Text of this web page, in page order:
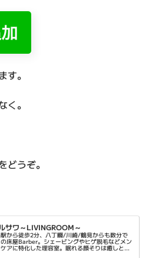
す。
く。
どうぞ。
サワ～LIVINGROOM～
から徒歩2分、八丁畷/川崎/鶴見からも数分で
床屋Barber。シェービングやヒゲ脱毛などメン
アに特化した理容室。眠れる顔そりは癒しと乾